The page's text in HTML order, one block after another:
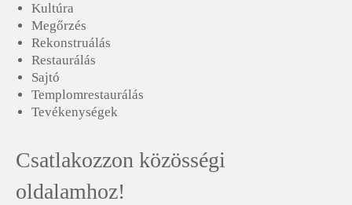
Kultúra
Megőrzés
Rekonstruálás
Restaurálás
Sajtó
Templomrestaurálás
Tevékenységek
Csatlakozzon közösségi
oldalamhoz!